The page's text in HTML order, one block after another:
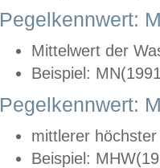
Pegelkennwert:
Mittelwert der
Beispiel:
Pegelkennwert:
mittlerer
Beispiel: